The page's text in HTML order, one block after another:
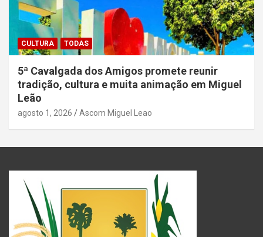
CULTURA TODAS
5ª Cavalgada dos Amigos promete reunir
tradição, cultura e muita animação em Miguel
Leão
agosto 1, 2026 Ascom Miguel Leao